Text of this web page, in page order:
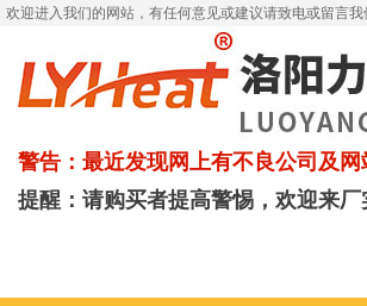
欢迎进入我们的网站，有任何意见或建议请致电或留言我
警告：最近发现网上有不良公司及
提醒：请购买者提高警惕，欢迎来